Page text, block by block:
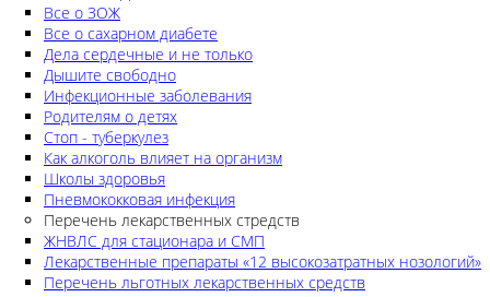
Все о ЗОЖ
Все о сахарном диабете
Дела сердечные и не только
Дышите свободно
Инфекционные заболевания
Родителям о детях
Стоп - туберкулез
Как алкоголь влияет на организм
Школы здоровья
Пневмококковая инфекция
Перечень лекарственных стредств
ЖНВЛС для стационара и СМП
Лекарственные препараты «12 высокозатратных нозологий»
Перечень льготных лекарственных средств